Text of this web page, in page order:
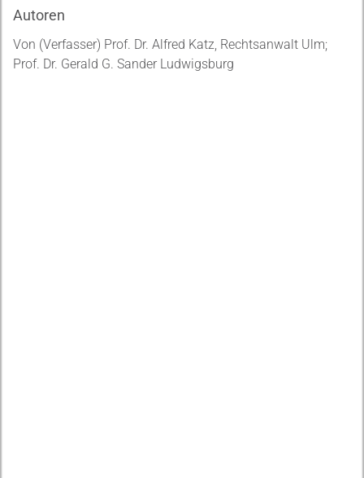
Autoren
Von (Verfasser) Prof. Dr. Alfred Katz, Rechtsanwalt Ulm;
Prof. Dr. Gerald G. Sander Ludwigsburg